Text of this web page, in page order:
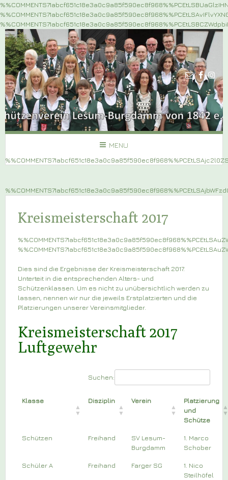
MENU
Kreismeisterschaft 2017
Dies sind die Ergebnisse der Kreismeisterschaft 2017.
Unterteit in die entsprechenden Alters- und
Schützenklassen. Um es nicht zu unübersichtlich werden zu
lassen, nennen wir nur die jeweils Erstplatzierten und die
Platzierungen unserer Vereinsmitglieder.
Kreismeisterschaft 2017
Luftgewehr
Suchen:
Klasse Disziplin Verein
Platzierung
und
Schütze
Schützen Freihand
SV Lesum-
Burgdamm
1. Marco
Schober
Schüler A Freihand Farger SG
1. Nico
Steilhöfel